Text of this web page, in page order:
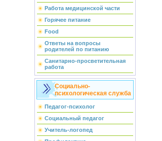
Работа медицинской части
Горячее питание
Food
Ответы на вопросы
родителей по питанию
Санитарно-просветительная
работа
Социально-
психологическая служба
Педагог-психолог
Социальный педагог
Учитель-логопед